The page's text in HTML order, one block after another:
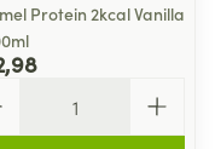
Protein 2kcal Vanilla